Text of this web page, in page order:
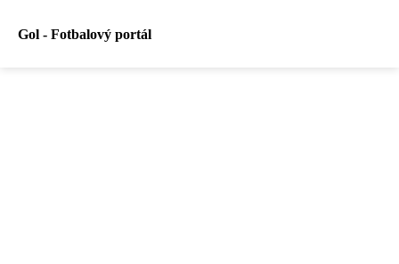
Gol - Fotbalový portál